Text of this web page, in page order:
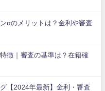
αのメリットは？金利や審査
徴｜審査の基準は？在籍確
【2024年最新】金利・審査